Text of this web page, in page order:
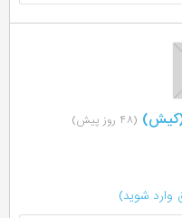
(کیش) (۴۸ روز پیش)
وارد شوید)